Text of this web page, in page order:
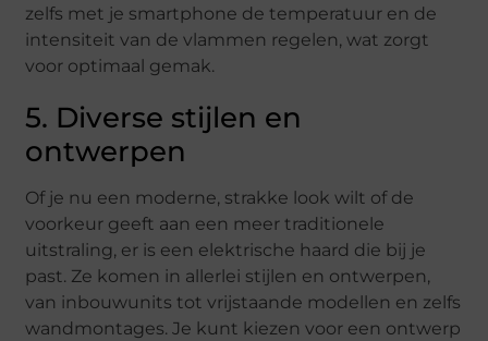
zelfs met je smartphone de temperatuur en de
intensiteit van de vlammen regelen, wat zorgt
voor optimaal gemak.
5. Diverse stijlen en
ontwerpen
Of je nu een moderne, strakke look wilt of de
voorkeur geeft aan een meer traditionele
uitstraling, er is een elektrische haard die bij je
past. Ze komen in allerlei stijlen en ontwerpen,
van inbouwunits tot vrijstaande modellen en zelfs
wandmontages. Je kunt kiezen voor een ontwerp